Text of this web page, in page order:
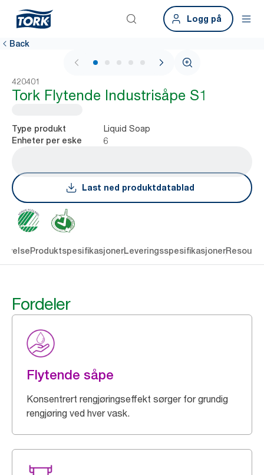
Logg på
Back
1 / 6
420401
Tork Flytende Industrisåpe S1
Type produkt Liquid Soap
Enheter per eske 6
Last ned produktdatablad
ProduktspesifikasjonerLeveringsspesifikasjoner
Fordeler
Flytende såpe
Konsentrert rengjøringseffekt sørger for grundig
rengjøring ved hver vask.